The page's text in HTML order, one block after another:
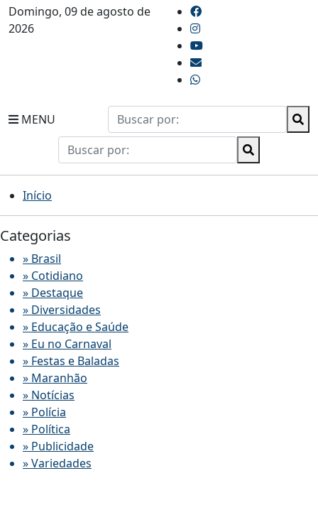
Domingo, 09 de agosto de
2026
MENU
Início
Categorias
» Brasil
» Cotidiano
» Destaque
» Diversidades
» Educação e Saúde
» Eu no Carnaval
» Festas e Baladas
» Maranhão
» Notícias
» Polícia
» Política
» Publicidade
» Variedades